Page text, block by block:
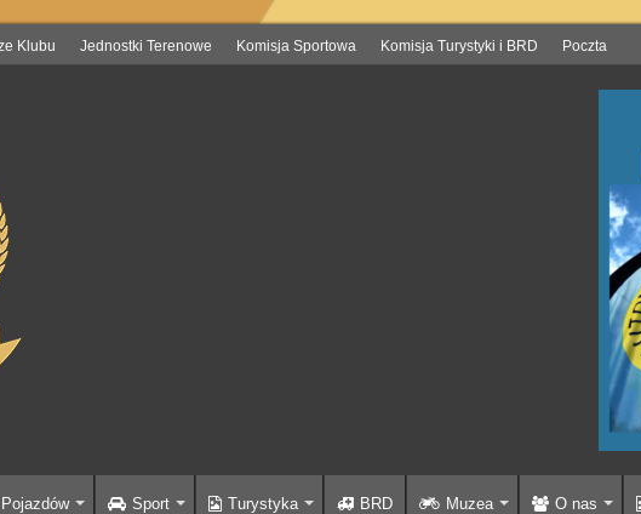
Klubu Jednostki Terenowe Komisja Sportowa Komisja Turystyki i BRD Poczta
Sport Turystyka BRD Muzea O nas